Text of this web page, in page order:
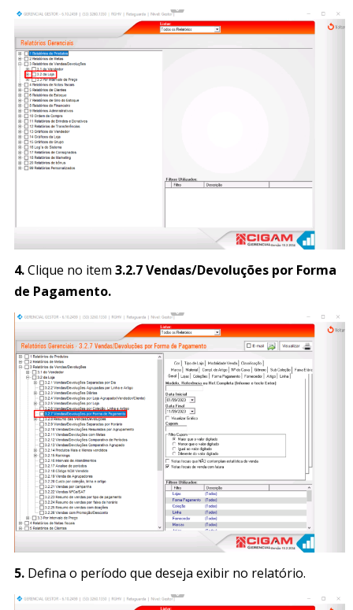
4.Clique no item 3.2.7 Vendas/Devoluções por Forma
de Pagamento.
5. Defina o período que deseja exibir no relatório.